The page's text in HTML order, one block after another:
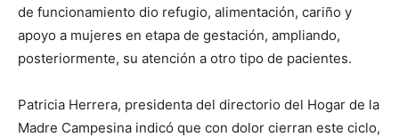
de funcionamiento dio refugio, alimentación, cariño y
apoyo a mujeres en etapa de gestación, ampliando,
posteriormente, su atención a otro tipo de pacientes.
Patricia Herrera, presidenta del directorio del Hogar de la
Madre Campesina indicó que con dolor cierran este ciclo,